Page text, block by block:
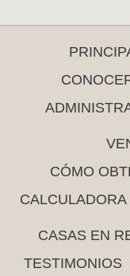
CÓMO
CALCULADORA
CASAS EN
TESTIMONIOS